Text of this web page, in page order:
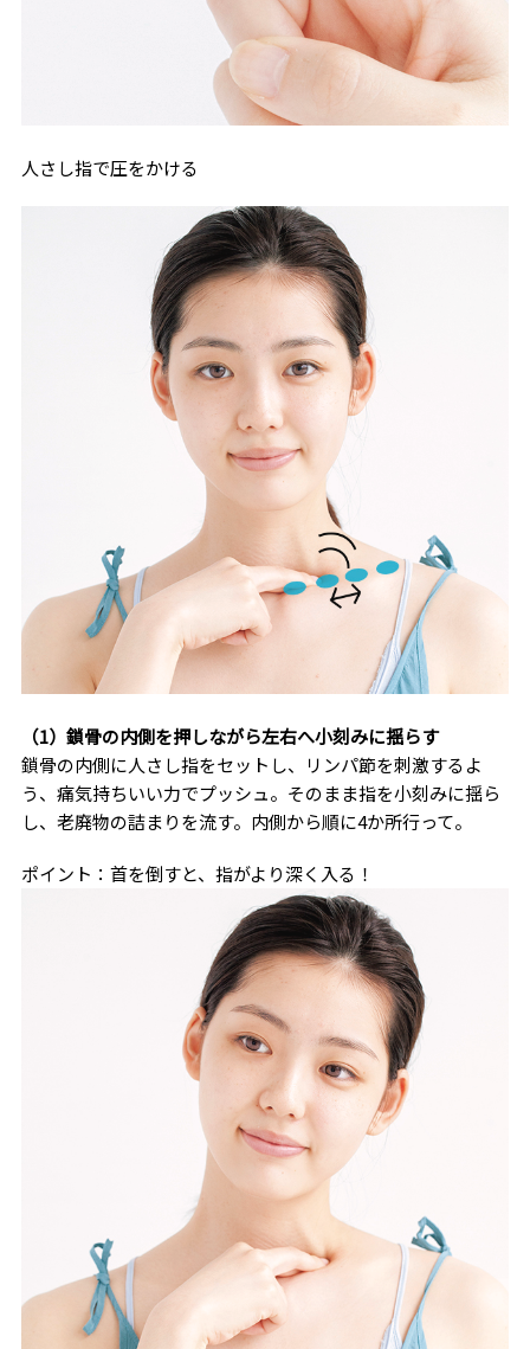
人さし指で圧をかける
（1）鎖骨の内側を押しながら左右へ小刻みに揺らす
鎖骨の内側に人さし指をセットし、リンパ節を刺激するよ
う、痛気持ちいい力でプッシュ。そのまま指を小刻みに揺ら
し、老廃物の詰まりを流す。内側から順に4か所行って。
ポイント：首を倒すと、指がより深く入る！